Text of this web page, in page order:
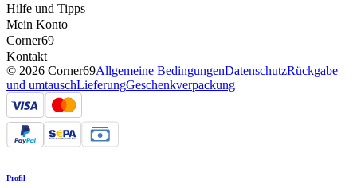
Hilfe und Tipps
Mein Konto
Corner69
Kontakt
© 2026 Corner69Allgemeine BedingungenDatenschutzRückgabe
und umtauschLieferungGeschenkverpackung
Profil